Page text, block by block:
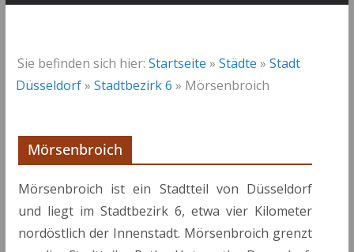
Sie befinden sich hier: Startseite » Städte » Stadt
Düsseldorf» Stadtbezirk 6 » Mörsenbroich
Mörsenbroich
Mörsenbroich ist ein Stadtteil von Düsseldorf
und liegt im Stadtbezirk 6, etwa vier Kilometer
nordöstlich der Innenstadt. Mörsenbroich grenzt